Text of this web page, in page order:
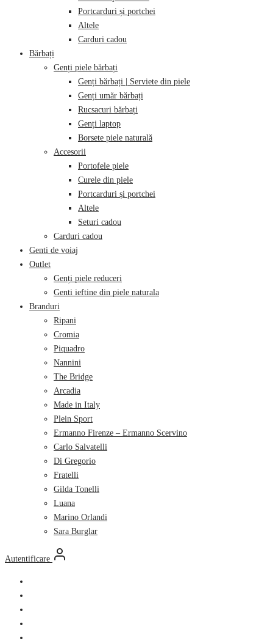
Portcarduri și portchei
Altele
Carduri cadou
Bărbați
Genți piele bărbați
Genți bărbați | Serviete din piele
Genți umăr bărbați
Rucsacuri bărbați
Genți laptop
Borsete piele naturală
Accesorii
Portofele piele
Curele din piele
Portcarduri și portchei
Altele
Seturi cadou
Carduri cadou
Genti de voiaj
Outlet
Genți piele reduceri
Genti ieftine din piele naturala
Branduri
Ripani
Cromia
Piquadro
Nannini
The Bridge
Arcadia
Made in Italy
Plein Sport
Ermanno Firenze – Ermanno Scervino
Carlo Salvatelli
Di Gregorio
Fratelli
Gilda Tonelli
Luana
Marino Orlandi
Sara Burglar
Autentificare